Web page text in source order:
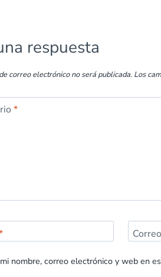
respuesta
correo electrónico no será publicada. Los
*
nombre, correo electrónico y web en